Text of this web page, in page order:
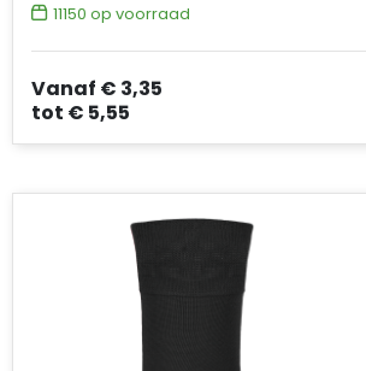
11150 op voorraad
Vanaf € 3,35
tot € 5,55